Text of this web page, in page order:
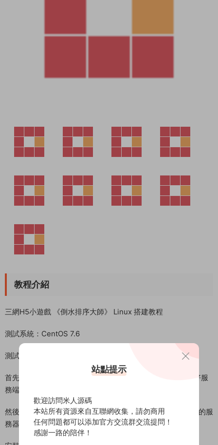
教程介紹
三網H5小遊戲 《倒水排序大師》 Linux 搭建教程
測試系統：CentOS 7.6
測試IP：192.168.2.166 （外網架設和局網架設方法一樣）
首先進入我們官網：MiR6.com 搜索《倒水排序大師》下載好服
務端，我這裏已事先下載好了
然後進入常用工具分類下載Linux管理工具，并且連接到自己的服
務器。
站點提示
歡迎訪問米人源碼
本站所有資源來自互聯網收集，請勿商用
任何問題都可以添加官方交流群交流提問！
感謝一路的陪伴！